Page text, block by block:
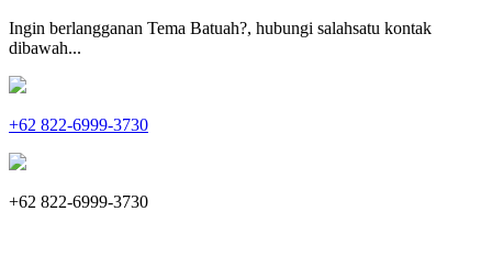
Ingin berlangganan Tema Batuah?, hubungi salahsatu kontak
dibawah...
+62 822-6999-3730
+62 822-6999-3730